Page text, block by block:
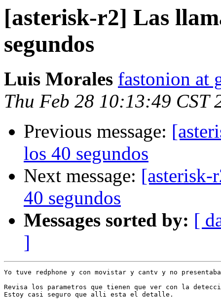
[asterisk-r2] Las
segundos
Luis Morales fastonion at
Thu Feb 28 10:13:49 CST
Previous message:
los 40 segundos
Next message: [asterisk-
40 segundos
Messages sorted by: [
]
Yo tuve redphone y con movistar y cantv y no
Revisa los parametros que tienen que ver con la
Estoy casi seguro que alli esta el detalle.